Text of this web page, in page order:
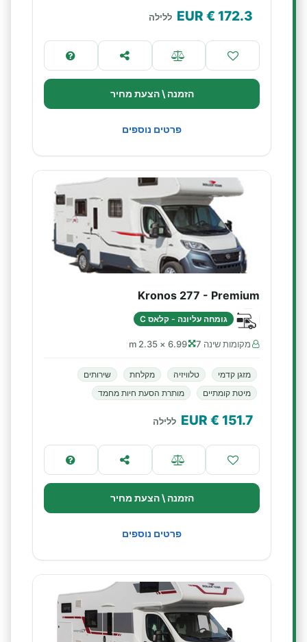
172.3
€ EUR ללילה
הזמנה \ הצעת מחיר
פרטים נוספים
Kronos 277 - Premium
גומחה עליונה - קלאס C
מקומות שינה 7 6.99 × 2.35 m
מזגן קדמי טלוויזיה מקלחת
שירותים
מיטת קומתיים
מותרת הסעת חיות מחמד
151.7
€ EUR ללילה
הזמנה \ הצעת מחיר
פרטים נוספים